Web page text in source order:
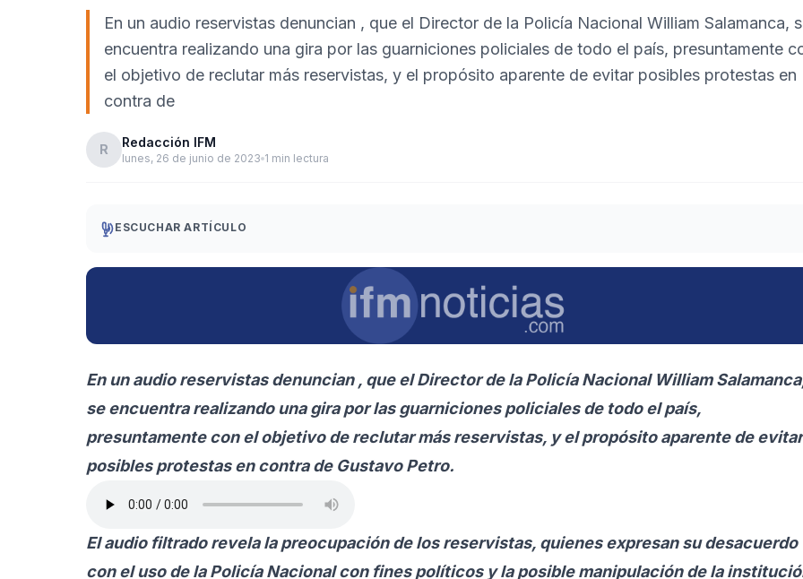
En un audio reservistas denuncian , que el Director de la Policía Nacional William Salamanca,
encuentra realizando una gira por las guarniciones policiales de todo el país, presuntamente
el objetivo de reclutar más reservistas, y el propósito aparente de evitar posibles protestas en
contra de
R Redacción IFM
lunes, 26 de junio de 2023 1 min lectura
ESCUCHAR ARTÍCULO
En un audio reservistas denuncian , que el Director de la Policía Nacional William
se encuentra realizando una gira por las guarniciones policiales de todo el país,
presuntamente con el objetivo de reclutar más reservistas, y el propósito aparente de evitar
posibles protestas en contra de Gustavo Petro.
El audio filtrado revela la preocupación de los reservistas, quienes expresan su desacuerdo
con el uso de la Policía Nacional con fines políticos y la posible manipulación de la